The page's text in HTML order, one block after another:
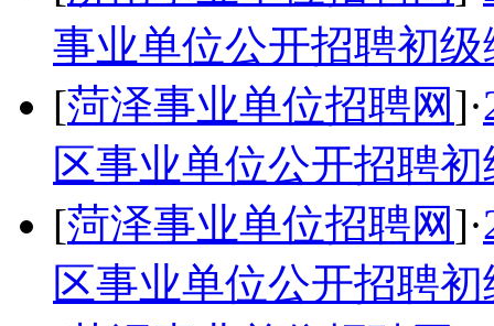
事业单位公开招聘初
[菏泽事业单位招聘网]·
区事业单位公开招聘
[菏泽事业单位招聘网]·
区事业单位公开招聘